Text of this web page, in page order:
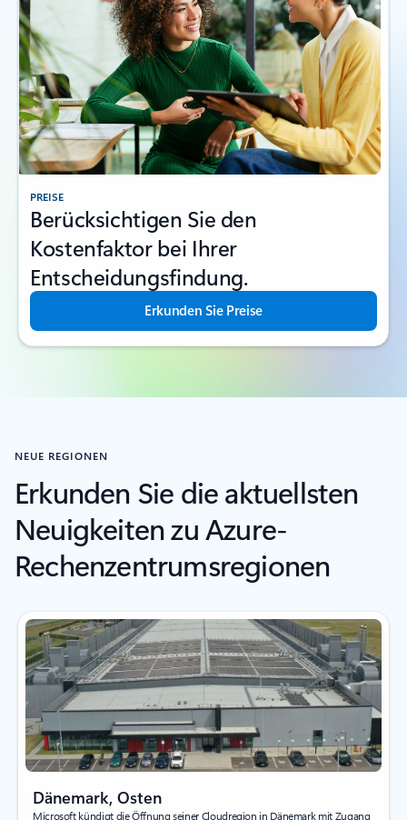
PREISE
Berücksichtigen Sie den
Kostenfaktor bei Ihrer
Entscheidungsfindung.
Erkunden Sie Preise
NEUE REGIONEN
Erkunden Sie die aktuellsten
Neuigkeiten zu Azure-
Rechenzentrumsregionen
Dänemark, Osten
Microsoft kündigt die Öffnung seiner Cloudregion in Dänemark mit Zugang